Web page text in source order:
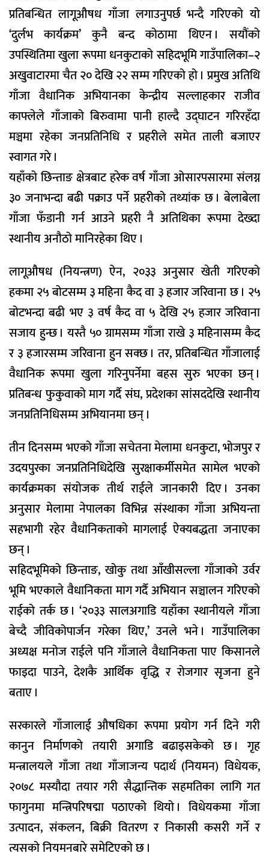
प्रतिबन्धित लागूऔषध गाँजा लगाउनुपर्छ भन्दै गरिएको यो
‘दुर्लभ कार्यक्रम’ कुनै बन्द कोठामा थिएन । सयौंको
उपस्थितिमा खुला रूपमा धनकुटाको सहिदभूमि गाउँपालिका–२
अखुवाटारमा चैत २० देखि २२ सम्म गरिएको हो । प्रमुख अतिथि
गाँजा वैधानिक अभियानका केन्द्रीय सल्लाहकार राजीव
काफ्लेले गाँजाको बिरुवामा पानी हाल्दै उद्घाटन गरिरहँदा
मञ्चमा रहेका जनप्रतिनिधि र प्रहरीले समेत ताली बजाएर
स्वागत गरे ।
यहाँको छिन्ताङ क्षेत्रबाट हरेक वर्ष गाँजा ओसारपसारमा संलग्न
३० जनाभन्दा बढी पक्राउ पर्ने प्रहरीको तथ्यांक छ । बेलाबेला
गाँजा फँडानी गर्न आउने प्रहरी नै अतिथिका रूपमा देख्दा
स्थानीय अनौठो मानिरहेका थिए ।
लागूऔषध (नियन्त्रण) ऐन, २०३३ अनुसार खेती गरिएको
हकमा २५ बोटसम्म ३ महिना कैद वा ३ हजार जरिवाना छ । २५
बोटभन्दा बढी भए ३ वर्ष कैद वा ५ देखि २५ हजार जरिवाना
सजाय हुन्छ । यस्तै ५० ग्रामसम्म गाँजा राखे ३ महिनासम्म कैद
र ३ हजारसम्म जरिवाना हुन सक्छ । तर, प्रतिबन्धित गाँजालाई
वैधानिक रूपमा खुला गरिनुपर्नेमा बहस सुरु भएका छन् ।
प्रतिबन्ध फुकुवाको माग गर्दै संघ, प्रदेशका सांसददेखि स्थानीय
जनप्रतिनिधिसम्म अभियानमा छन् ।
तीन दिनसम्म भएको गाँजा सचेतना मेलामा धनकुटा, भोजपुर र
उदयपुरका जनप्रतिनिधिदेखि सुरक्षाकर्मीसमेत सामेल भएको
कार्यक्रमका संयोजक तीर्थ राईले जानकारी दिए । उनका
अनुसार मेलामा नेपालका विभिन्न संस्थाका गाँजा अभियन्ता
सहभागी रहेर वैधानिकताको मागलाई ऐक्यबद्धता जनाएका
छन् ।
सहिदभूमिको छिन्ताङ, खोकु तथा आँखीसल्ला गाँजाको उर्वर
भूमि भएकाले वैधानिकता माग गर्दै अभियान सञ्चालन गरिएको
राईको तर्क छ । ‘२०३३ सालअगाडि यहाँका स्थानीयले गाँजा
बेच्दै जीविकोपार्जन गरेका थिए,’ उनले भने । गाउँपालिका
अध्यक्ष मनोज राईले पनि गाँजाले वैधानिकता पाए किसानले
फाइदा पाउने, देशकै आर्थिक वृद्धि र रोजगार सृजना हुने
बताए ।
सरकारले गाँजालाई औषधिका रूपमा प्रयोग गर्न दिने गरी
कानुन निर्माणको तयारी अगाडि बढाइसकेको छ । गृह
मन्त्रालयले गाँजा तथा गाँजाजन्य पदार्थ (नियमन) विधेयक,
२०७८ मस्यौदा तयार गरी सैद्धान्तिक सहमतिका लागि गत
फागुनमा मन्त्रिपरिषद्मा पठाएको थियो । विधेयकमा गाँजा
उत्पादन, संकलन, बिक्री वितरण र निकासी कसरी गर्ने र
त्यसको नियमनबारे समेटिएको छ ।